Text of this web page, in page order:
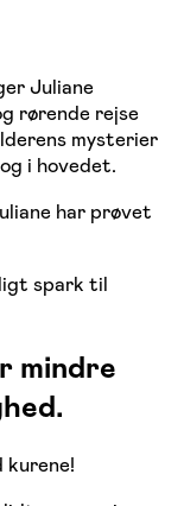
Juliane
rørende rejse
mysterier
i hovedet.
har prøvet
spark til
mindre
kurene!